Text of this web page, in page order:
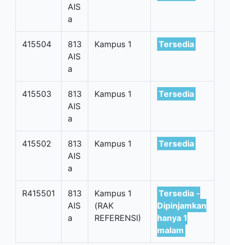
AIS
a
415504
813
AIS
a
Kampus 1 Tersedia
415503
813
AIS
a
Kampus 1 Tersedia
415502
813
AIS
a
Kampus 1 Tersedia
R415501
813
AIS
a
Kampus 1
(RAK
REFERENSI)
Tersedia -
Dipinjamkan
hanya 1
malam